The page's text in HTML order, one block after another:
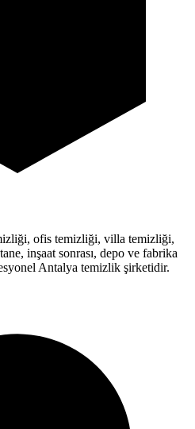
ofis temizliği, villa temizliği,
inşaat sonrası, depo ve fabrika
Antalya temizlik şirketidir.